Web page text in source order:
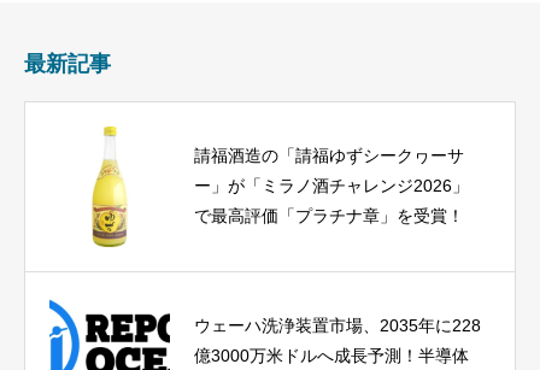
最新記事
請福酒造の「請福ゆずシークヮーサ
ー」が「ミラノ酒チャレンジ2026」
で最高評価「プラチナ章」を受賞！
ウェーハ洗浄装置市場、2035年に228
億3000万米ドルへ成長予測！半導体